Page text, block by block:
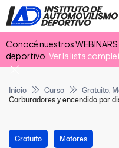
Conocé nuestros
deportivo. Ver la lista
Inicio Curso Gratuito,
Carburadores y encendido por
Gratuito Motores